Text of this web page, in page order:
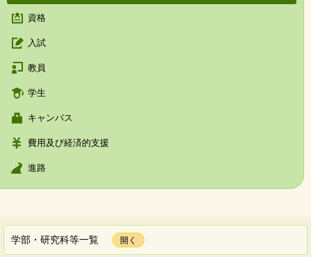
資格
入試
教員
学生
キャンパス
費用及び経済的支援
進路
学部・研究科等一覧